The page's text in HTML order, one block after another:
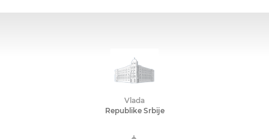
Vlada
Republike Srbije